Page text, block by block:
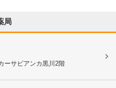
局
ーサビアンカ黒川2階